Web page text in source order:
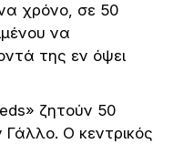
χρόνο, σε 50
να
της εν όψει
ζητούν 50
Γάλλο. Ο κεντρικός